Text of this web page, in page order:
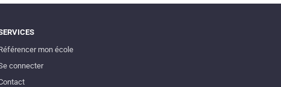
mon école
connecter